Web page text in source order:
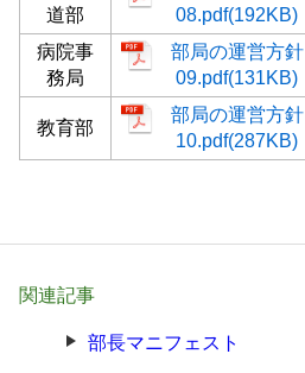
道部
08.pdf(192KB)
病院事
務局
部局の運営方針
09.pdf(131KB)
教育部
部局の運営方針
10.pdf(287KB)
関連記事
部長マニフェスト